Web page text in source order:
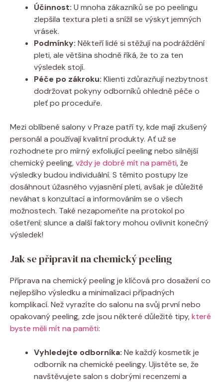
Účinnost: U mnoha zákazníků se po peelingu
zlepšila textura pleti a snížil se výskyt jemných
vrásek.
Podmínky: Někteří lidé si stěžují na podráždění
pleti, ale většina shodně říká, že to za ten
výsledek stojí.
Péče po zákroku: Klienti zdůrazňují nezbytnost
dodržovat pokyny odborníků ohledně péče o
pleť po proceduře.
Mezi oblíbené salony v Praze patří ty, kde mají zkušený
personál a používají kvalitní produkty. Ať už se
rozhodnete pro mírný exfoliující peeling nebo silnější
chemický peeling,vždy je dobré mít na paměti, že
výsledky budou individuální. S těmito postupy lze
dosáhnout úžasného vyjasnění pleti, avšak je důležité
neváhat s konzultací a informováním se o všech
možnostech. Také nezapomeňte na protokol po
ošetření; slunce a další faktory mohou ovlivnit konečný
výsledek!
Jak se připravit na chemický peeling
Příprava na chemický peeling je klíčová pro dosažení co
nejlepšího výsledku a minimalizaci případných
komplikací. Než vyrazíte do salonu na svůj první nebo
opakovaný peeling, zde jsou některé důležité tipy,které
byste měli mít na paměti:
Vyhledejte odborníka: Ne každý kosmetik je
odborník na chemické peelingy. Ujistěte se, že
navštěvujete salon s dobrými recenzemi a